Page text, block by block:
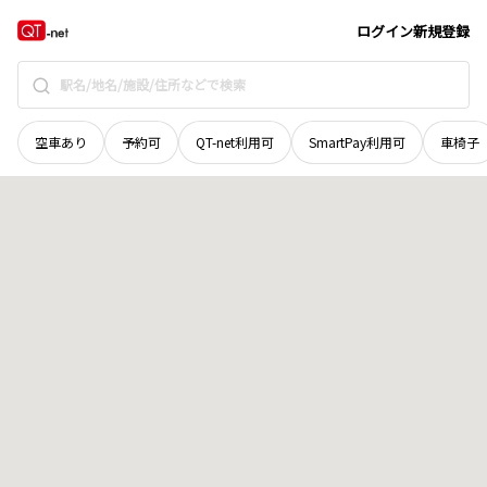
ログイン新規登録
空車あり 予約可 QT-net利用可 SmartPay利用可 車椅子
広島県